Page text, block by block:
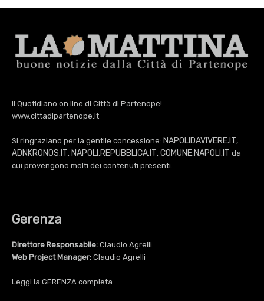
Il Quotidiano on line di Città di Partenope!
www.cittadipartenope.it
Si ringraziano per la gentile concessione: NAPOLIDAVIVERE.IT,
ADNKRONOS.IT, NAPOLI.REPUBBLICA.IT, COMUNE.NAPOLI.IT da
cui provengono molti dei contenuti presenti.
Gerenza
Direttore Responsabile: Claudio Agrelli
Web Project Manager: Claudio Agrelli
Leggi la GERENZA completa